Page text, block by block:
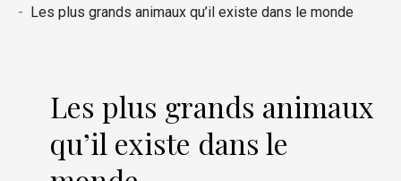
Les plus grands animaux qu’il existe dans le monde
Les plus grands animaux
qu’il existe dans le